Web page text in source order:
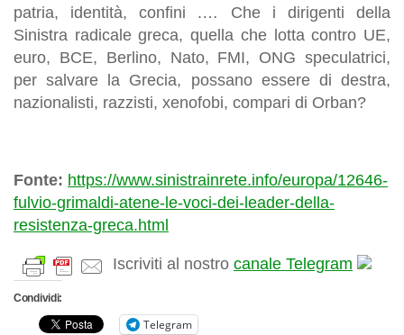
patria, identità, confini .… Che i dirigenti della
Sinistra radicale greca, quella che lotta contro UE,
euro, BCE, Berlino, Nato, FMI, ONG speculatrici,
per salvare la Grecia, possano essere di destra,
nazionalisti, razzisti, xenofobi, compari di Orban?
Fonte: https://www.sinistrainrete.info/europa/12646-
fulvio-grimaldi-atene-le-voci-dei-leader-della-
resistenza-greca.html
Iscriviti al nostro canale Telegram
Condividi:
Telegram